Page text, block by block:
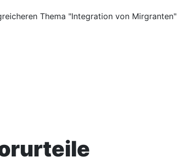
Thema "Integration von Mirgranten"